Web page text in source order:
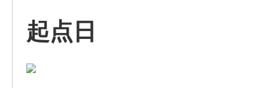
起点日